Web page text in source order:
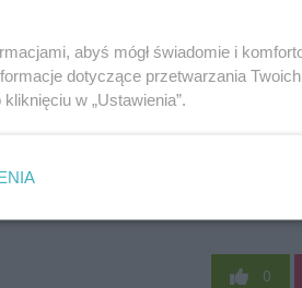
0
abyś mógł świadomie i
dotyczące przetwarzania
kliknięciu w „Ustawienia”.